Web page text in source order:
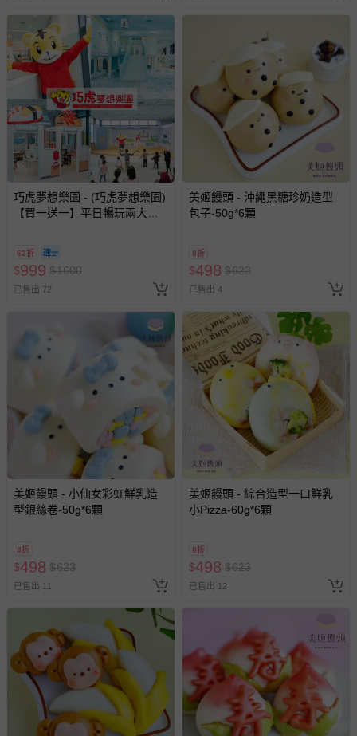
巧虎夢想樂園 - (巧虎夢想樂園)
【買一送一】平日暢玩兩大一
2026/10/16 正券逾期視同現金
券使用
62折
$999 $1600
已售出 72
美姬饅頭 - 沖繩黑糖珍奶造型
包子-50g*6顆
8折
$498 $623
已售出 4
美姬饅頭 - 小仙女彩虹鮮乳造
型銀絲卷-50g*6顆
8折
$498 $623
已售出 11
美姬饅頭 - 綜合造型一口鮮乳
小Pizza-60g*6顆
8折
$498 $623
已售出 12